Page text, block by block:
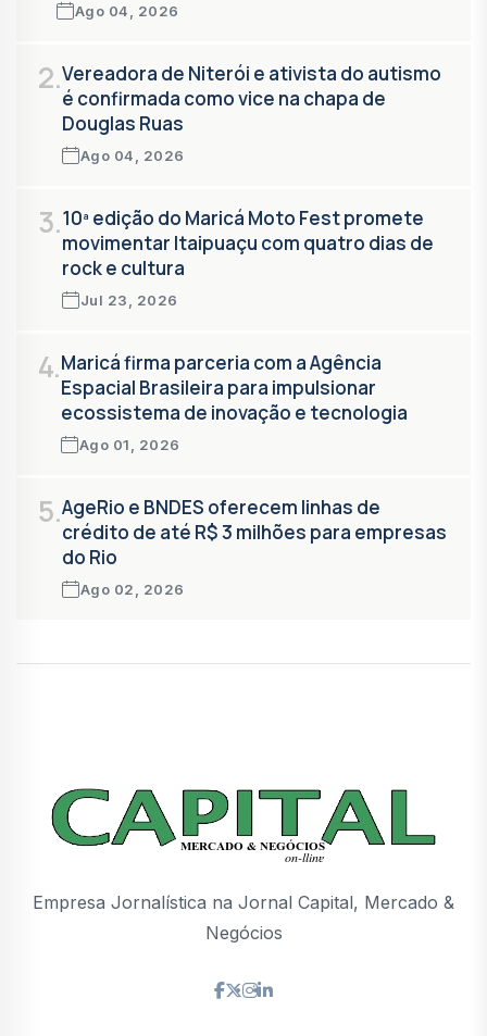
Ago 04, 2026
2.Vereadora de Niterói e ativista do autismo
é confirmada como vice na chapa de
Douglas Ruas
Ago 04, 2026
3.10ª edição do Maricá Moto Fest promete
movimentar Itaipuaçu com quatro dias de
rock e cultura
Jul 23, 2026
4.Maricá firma parceria com a Agência
Espacial Brasileira para impulsionar
ecossistema de inovação e tecnologia
Ago 01, 2026
5.AgeRio e BNDES oferecem linhas de
crédito de até R$ 3 milhões para empresas
do Rio
Ago 02, 2026
Empresa Jornalística na Jornal Capital, Mercado &
Negócios